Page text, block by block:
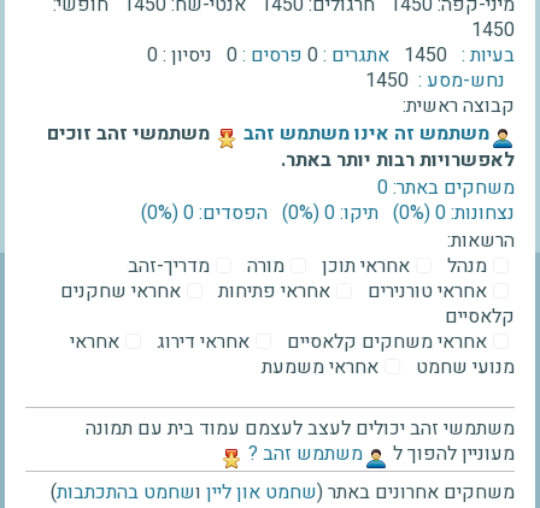
1450
בעיות : 1450 אתגרים :0 פרסים :0 ניסיון :0
נחש-מסע : 1450
קבוצה ראשית:
‫משתמש זה אינו משתמש זהב‬
משתמשי זהב זוכים
לאפשרויות רבות יותר באתר.
משחקים באתר: 0
נצחונות: 0 ‫(0%)‬
תיקו: 0 ‫(0%)‬
הפסדים: 0 ‫(0%)‬
הרשאות:
מנהל
אחראי תוכן מורה
מדריך-זהב
אחראי טורנירים
אחראי פתיחות
אחראי שחקנים
קלאסיים
אחראי משחקים קלאסיים
אחראי דירוג
אחראי
מנועי שחמט
אחראי משמעת
משתמשי זהב יכולים לעצב לעצמם עמוד בית עם תמונה
מעוניין להפוך ל
‫משתמש זהב ?‬
משחקים אחרונים באתר (שחמט און ליין ושחמט בהתכתבות)